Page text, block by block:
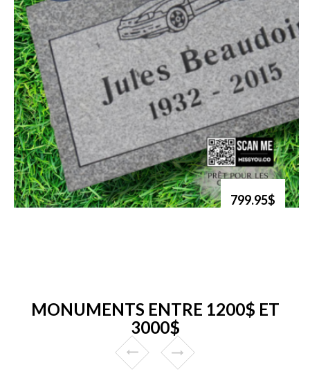
799.95$
MONUMENTS ENTRE 1200$ ET
3000$